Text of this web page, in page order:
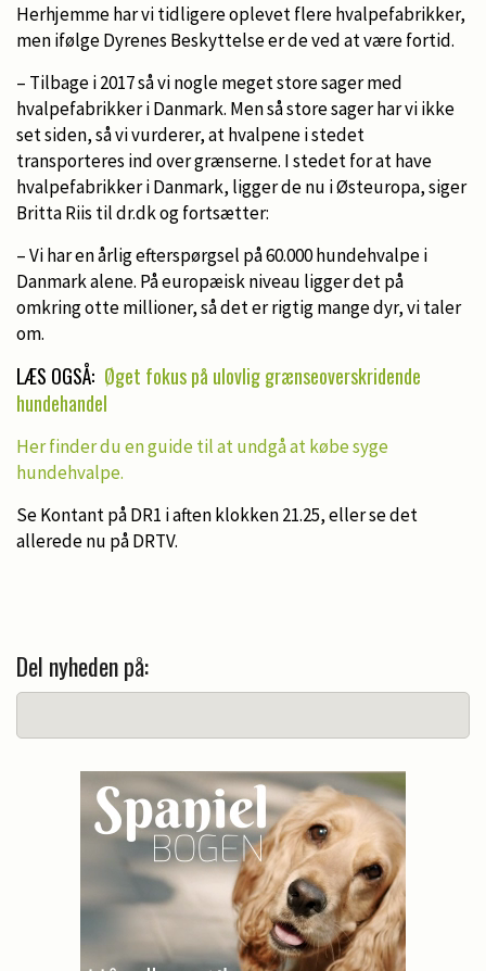
Herhjemme har vi tidligere oplevet flere hvalpefabrikker,
men ifølge Dyrenes Beskyttelse er de ved at være fortid.
– Tilbage i 2017 så vi nogle meget store sager med
hvalpefabrikker i Danmark. Men så store sager har vi ikke
set siden, så vi vurderer, at hvalpene i stedet
transporteres ind over grænserne. I stedet for at have
hvalpefabrikker i Danmark, ligger de nu i Østeuropa, siger
Britta Riis til dr.dk og fortsætter:
– Vi har en årlig efterspørgsel på 60.000 hundehvalpe i
Danmark alene. På europæisk niveau ligger det på
omkring otte millioner, så det er rigtig mange dyr, vi taler
om.
LÆS OGSÅ: Øget fokus på ulovlig grænseoverskridende
hundehandel
Her finder du en guide til at undgå at købe syge
hundehvalpe.
Se Kontant på DR1 i aften klokken 21.25, eller se det
allerede nu på DRTV.
Del nyheden på: